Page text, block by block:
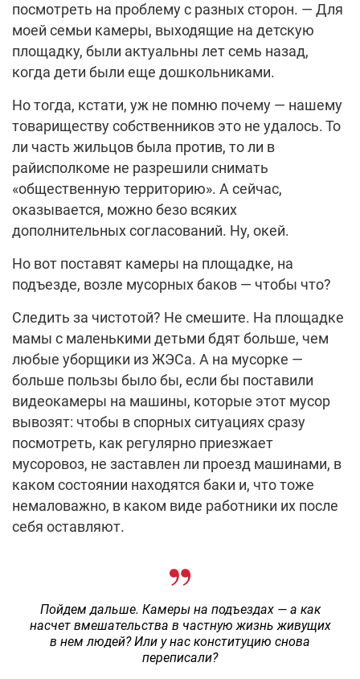
посмотреть на проблему с разных сторон. — Для
моей семьи камеры, выходящие на детскую
площадку, были актуальны лет семь назад,
когда дети были еще дошкольниками.
Но тогда, кстати, уж не помню почему — нашему
товариществу собственников это не удалось. То
ли часть жильцов была против, то ли в
райисполкоме не разрешили снимать
«общественную территорию». А сейчас,
оказывается, можно безо всяких
дополнительных согласований. Ну, окей.
Но вот поставят камеры на площадке, на
подъезде, возле мусорных баков — чтобы что?
Следить за чистотой? Не смешите. На площадке
мамы с маленькими детьми бдят больше, чем
любые уборщики из ЖЭСа. А на мусорке —
больше пользы было бы, если бы поставили
видеокамеры на машины, которые этот мусор
вывозят: чтобы в спорных ситуациях сразу
посмотреть, как регулярно приезжает
мусоровоз, не заставлен ли проезд машинами, в
каком состоянии находятся баки и, что тоже
немаловажно, в каком виде работники их после
себя оставляют.
Пойдем дальше. Камеры на подъездах — а как
насчет вмешательства в частную жизнь живущих
в нем людей? Или у нас конституцию снова
переписали?